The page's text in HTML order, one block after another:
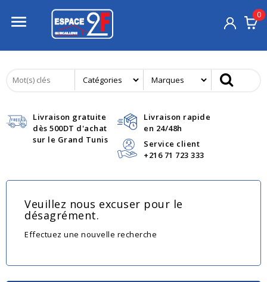
 0
Livraison gratuite
dès 500DT d'achat
sur le Grand Tunis
Livraison rapide
en 24/48h
Service client
+216 71 723 333
Veuillez nous excuser pour le
désagrément.
Effectuez une nouvelle recherche